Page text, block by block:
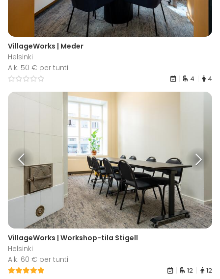
VillageWorks | Meder
Helsinki
Alk. 50 € per tunti
4 4
VillageWorks | Workshop-tila Stigell
Helsinki
Alk. 60 € per tunti
12 12